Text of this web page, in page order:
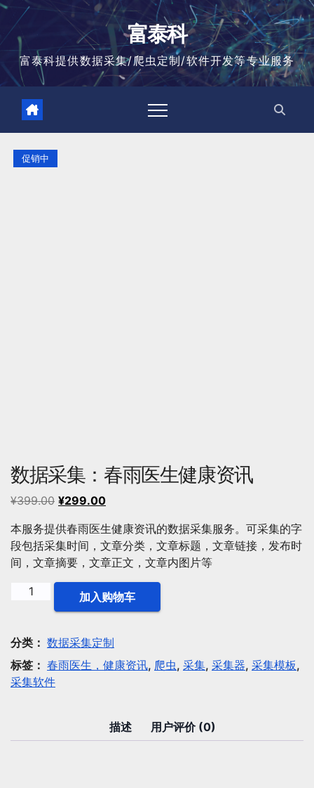
跳
富泰科
富泰科提供数据采集/爬虫定制/软件开发等专业服务
促销中
数据采集：春雨医生健康资讯
¥399.00 原
为：
¥399.00。
¥299.00当
价
格
为：
¥299.00。
本服务提供春雨医生健康资讯的数据采集服务。可采集的字
段包括采集时间，文章分类，文章标题，文章链接，发布时
间，文章摘要，文章正文，文章内图片等
集：
春
雨
医
康
加入购物车
分类： 数据采集定制
标签： 春雨医生，健康资讯, 爬虫, 采集, 采集器, 采集模板,
采集软件
描述 用户评价 (0)